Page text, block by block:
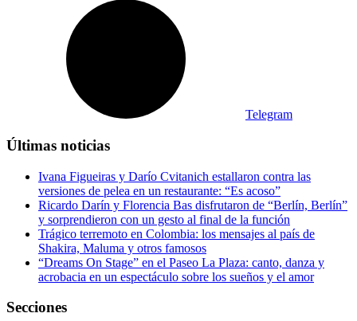
Telegram
Últimas noticias
Ivana Figueiras y Darío Cvitanich estallaron contra las
versiones de pelea en un restaurante: “Es acoso”
Ricardo Darín y Florencia Bas disfrutaron de “Berlín, Berlín”
y sorprendieron con un gesto al final de la función
Trágico terremoto en Colombia: los mensajes al país de
Shakira, Maluma y otros famosos
“Dreams On Stage” en el Paseo La Plaza: canto, danza y
acrobacia en un espectáculo sobre los sueños y el amor
Secciones